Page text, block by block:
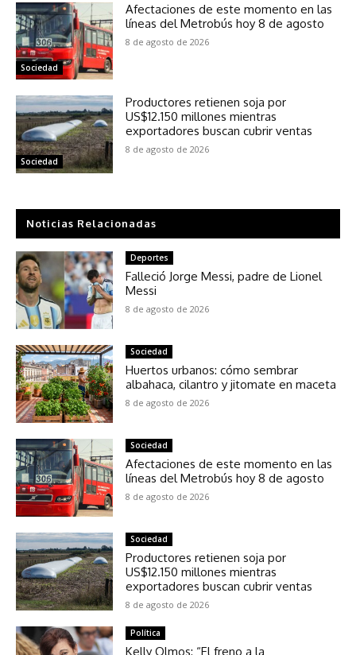
Sociedad
Afectaciones de este momento en las
líneas del Metrobús hoy 8 de agosto
8 de agosto de 2026
Sociedad
Productores retienen soja por
US$12.150 millones mientras
exportadores buscan cubrir ventas
8 de agosto de 2026
Noticias Relacionadas
Deportes
Falleció Jorge Messi, padre de Lionel
Messi
8 de agosto de 2026
Sociedad
Huertos urbanos: cómo sembrar
albahaca, cilantro y jitomate en maceta
8 de agosto de 2026
Sociedad
Afectaciones de este momento en las
líneas del Metrobús hoy 8 de agosto
8 de agosto de 2026
Sociedad
Productores retienen soja por
US$12.150 millones mientras
exportadores buscan cubrir ventas
8 de agosto de 2026
Política
Kelly Olmos: “El freno a la